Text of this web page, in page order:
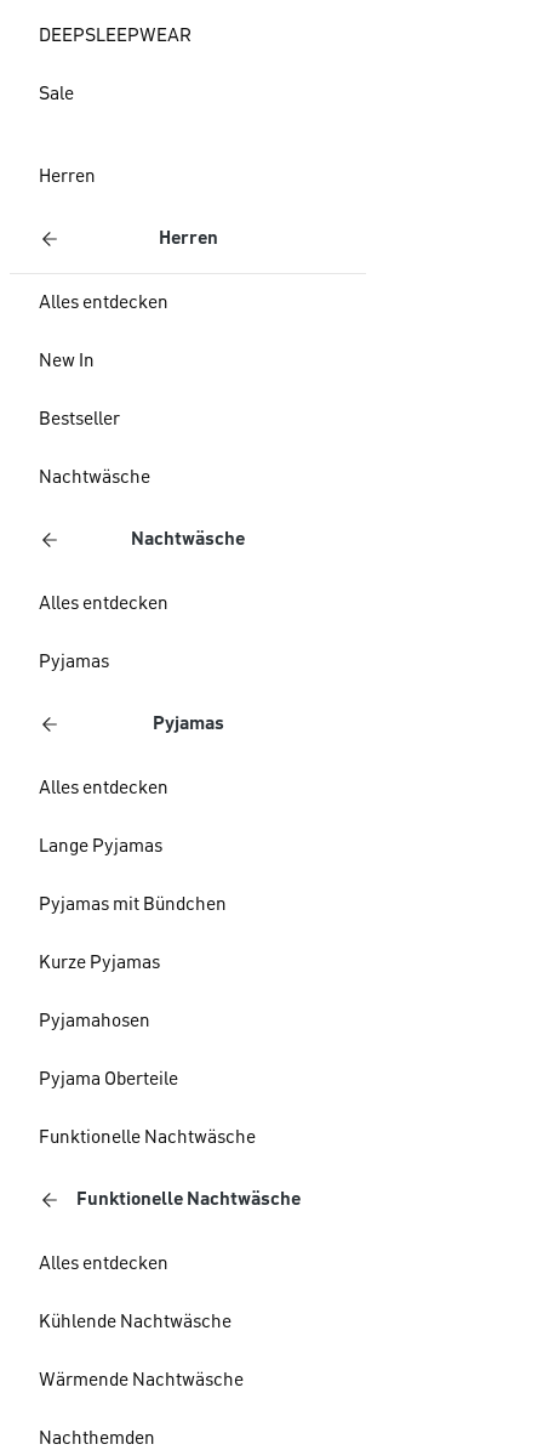
DEEPSLEEPWEAR
Sale
Herren
Herren
Alles entdecken
New In
Bestseller
Nachtwäsche
Nachtwäsche
Alles entdecken
Pyjamas
Pyjamas
Alles entdecken
Lange Pyjamas
Pyjamas mit Bündchen
Kurze Pyjamas
Pyjamahosen
Pyjama Oberteile
Funktionelle Nachtwäsche
Funktionelle Nachtwäsche
Alles entdecken
Kühlende Nachtwäsche
Wärmende Nachtwäsche
Nachthemden